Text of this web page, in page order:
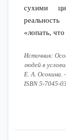
сухими
«лопать,
Источник:
людей в
Е. А.
ISBN 5-7045-